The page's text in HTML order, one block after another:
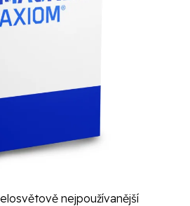
nejpoužívanější